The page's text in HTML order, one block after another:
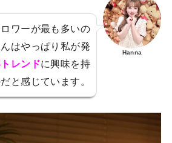
ワーが最も多いの
はやっぱり私が発
レンドに興味を持
と感じています。
Hanna